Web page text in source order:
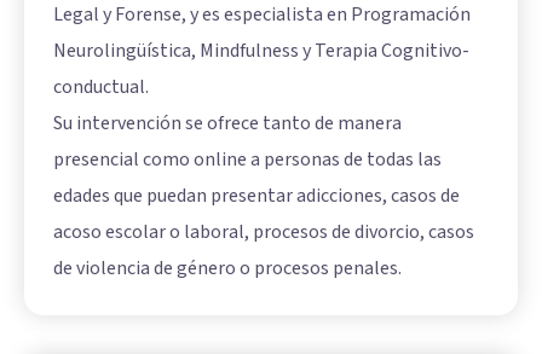
Legal y Forense, y es especialista en Programación
Neurolingüística, Mindfulness y Terapia Cognitivo-
conductual.
Su intervención se ofrece tanto de manera
presencial como online a personas de todas las
edades que puedan presentar adicciones, casos de
acoso escolar o laboral, procesos de divorcio, casos
de violencia de género o procesos penales.